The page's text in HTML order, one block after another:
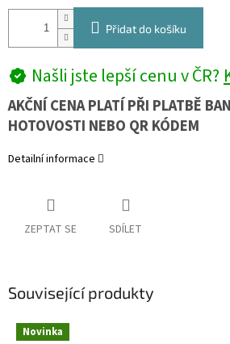
Přidat do košíku
Našli jste lepší cenu v ČR?
AKČNÍ CENA PLATÍ PŘI PLATBĚ
HOTOVOSTI NEBO QR KÓDEM
Detailní informace
ZEPTAT SE SDÍLET
Související produkty
Novinka